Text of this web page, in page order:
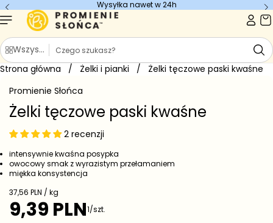
treści
Wysyłka nawet w 24h
Wszystkie kategorie
S
z
u
a
j
Strona główna / Żelki i pianki / Żelki tęczowe paski kwaśne
Przejdź do
o
Promienie Słońca
Żelki tęczowe paski kwaśne
2 recenzji
intensywnie kwaśna posypka
owocowy smak z wyrazistym przełamaniem
miękka konsystencja
C
e
n
37,56 PLN / kg
C
9,39 PLN1/szt.